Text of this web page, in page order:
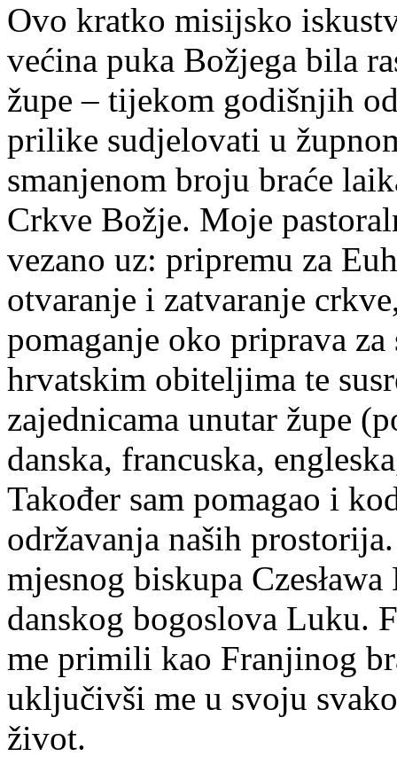
Ovo kratko misijsko
većina puka Božjega bila
župe – tijekom godišnjih
prilike sudjelovati u
smanjenom broju braće
Crkve Božje. Moje
vezano uz: pripremu za
otvaranje i zatvaranje
pomaganje oko priprava
hrvatskim obiteljima te
zajednicama unutar župe
danska, francuska,
Također sam pomagao i
održavanja naših
mjesnog biskupa
danskog bogoslova Luku.
me primili kao Franjinog
uključivši me u svoju
život.